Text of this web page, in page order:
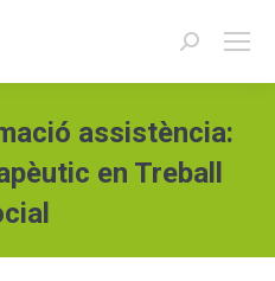
Buscar:
assistència:
en Treball